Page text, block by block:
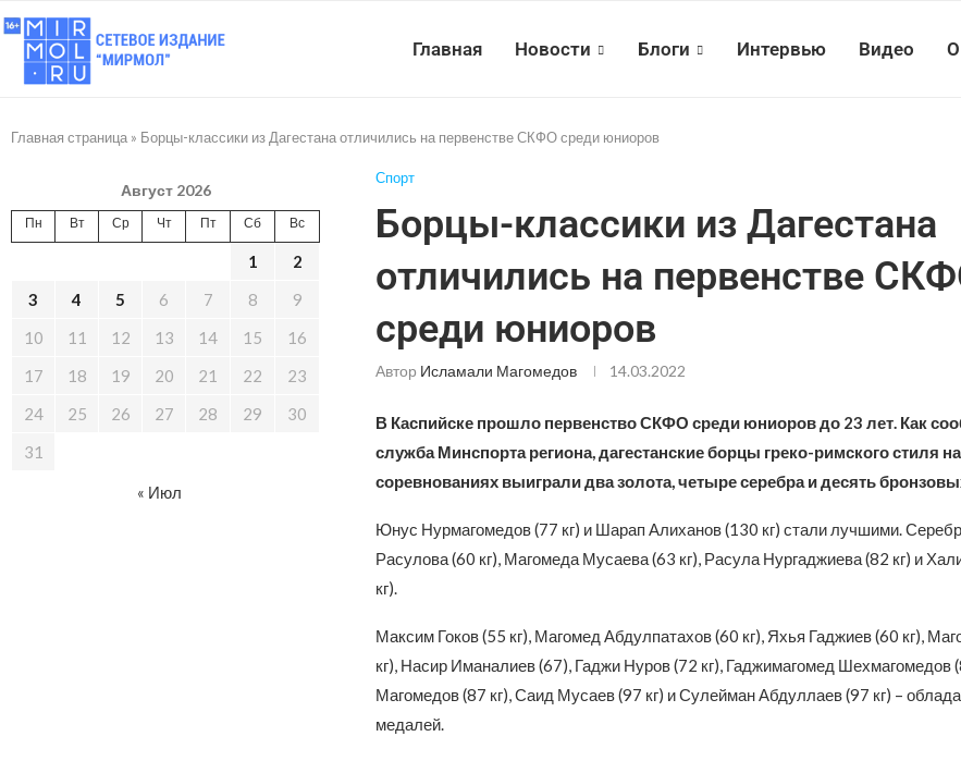
Главная Новости Блоги Интервью Видео
Главная страница » Борцы-классики из Дагестана отличились на первенстве СКФО среди юниоров
Спорт
Борцы-классики из Дагестана
отличились на первенстве
среди юниоров
Автор Исламали Магомедов 14.03.2022
В Каспийске прошло первенство СКФО среди юниоров до 23 лет. Как
служба Минспорта региона, дагестанские борцы греко-римского стиля
соревнованиях выиграли два золота, четыре серебра и десять
Юнус Нурмагомедов (77 кг) и Шарап Алиханов (130 кг) стали лучшими.
Расулова (60 кг), Магомеда Мусаева (63 кг), Расула Нургаджиева (82 кг) и
кг).
Максим Гоков (55 кг), Магомед Абдулпатахов (60 кг), Яхья Гаджиев (60 кг),
кг), Насир Иманалиев (67), Гаджи Нуров (72 кг), Гаджимагомед Шехмагомедов
Магомедов (87 кг), Саид Мусаев (97 кг) и Сулейман Абдуллаев (97 кг) –
медалей.
Август 2026
Пн Вт Ср Чт Пт Сб Вс
1
2
3
4 5 6 7 8
9
10
11 12 13 14 15
16
17
18 19 20 21 22
23
24
25 26 27 28 29
30
31
« Июл